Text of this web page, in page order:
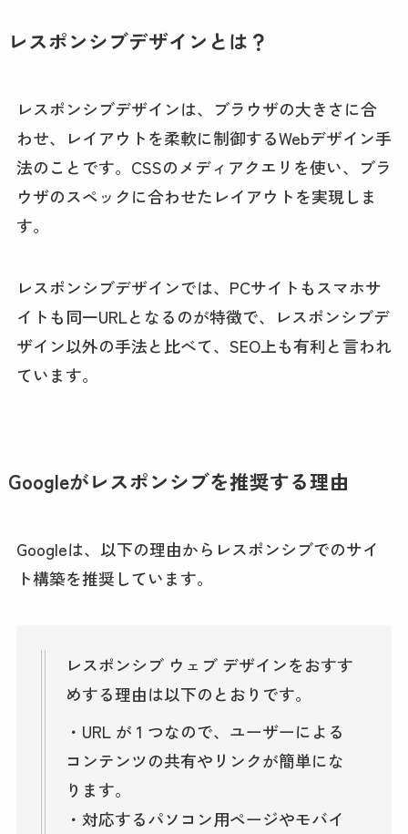
レスポンシブデザインとは？
レスポンシブデザインは、ブラウザの大きさに合
わせ、レイアウトを柔軟に制御するWebデザイン手
法のことです。CSSのメディアクエリを使い、ブラ
ウザのスペックに合わせたレイアウトを実現しま
す。
レスポンシブデザインでは、PCサイトもスマホサ
イトも同一URLとなるのが特徴で、レスポンシブデ
ザイン以外の手法と比べて、SEO上も有利と言われ
ています。
Googleがレスポンシブを推奨する理由
Googleは、以下の理由からレスポンシブでのサイ
ト構築を推奨しています。
レスポンシブ ウェブ デザインをおすす
めする理由は以下のとおりです。
・URL が 1 つなので、ユーザーによる
コンテンツの共有やリンクが簡単にな
ります。
・対応するパソコン用ページやモバイ